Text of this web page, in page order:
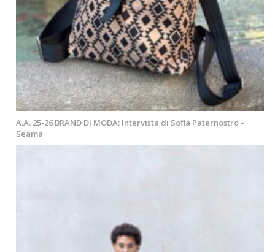
A.A. 25-26 BRAND DI MODA: Intervista di Sofia Paternostro –
Seama